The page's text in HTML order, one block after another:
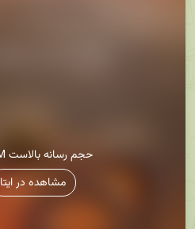
44.9M حجم رسانه بالاست
مشاهده در ایتا